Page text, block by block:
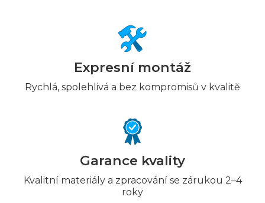
Expresní montáž
Rychlá, spolehlivá a bez kompromisů v kvalitě
Garance kvality
Kvalitní materiály a zpracování se zárukou 2–4
roky